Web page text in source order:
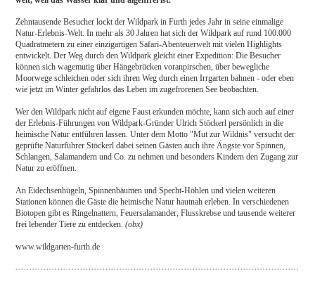
Zehntausende Besucher lockt der Wildpark in Furth jedes Jahr in seine einmalige
Natur-Erlebnis-Welt. In mehr als 30 Jahren hat sich der Wildpark auf rund 100.000
Quadratmetern zu einer einzigartigen Safari-Abenteuerwelt mit vielen Highlights
entwickelt. Der Weg durch den Wildpark gleicht einer Expedition: Die Besucher
können sich wagemutig über Hängebrücken voranpirschen, über bewegliche
Moorwege schleichen oder sich ihren Weg durch einen Irrgarten bahnen - oder eben
wie jetzt im Winter gefahrlos das Leben im zugefrorenen See beobachten.
Wer den Wildpark nicht auf eigene Faust erkunden möchte, kann sich auch auf einer
der Erlebnis-Führungen von Wildpark-Gründer Ulrich Stöckerl persönlich in die
heimische Natur entführen lassen. Unter dem Motto "Mut zur Wildnis" versucht der
geprüfte Naturführer Stöckerl dabei seinen Gästen auch ihre Ängste vor Spinnen,
Schlangen, Salamandern und Co. zu nehmen und besonders Kindern den Zugang zur
Natur zu eröffnen.
An Eidechsenhügeln, Spinnenbäumen und Specht-Höhlen und vielen weiteren
Stationen können die Gäste die heimische Natur hautnah erleben. In verschiedenen
Biotopen gibt es Ringelnattern, Feuersalamander, Flusskrebse und tausende weiterer
frei lebender Tiere zu entdecken.(obx)
www.wildgarten-furth.de